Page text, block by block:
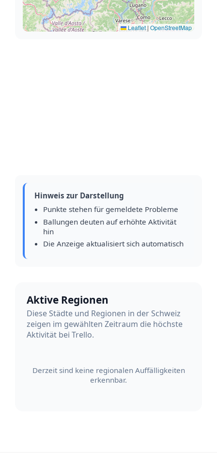
Leaflet| OpenStreetMap
Hinweis zur Darstellung
Punkte stehen für gemeldete Probleme
Ballungen deuten auf erhöhte Aktivität
hin
Die Anzeige aktualisiert sich automatisch
Aktive Regionen
Diese Städte und Regionen in der Schweiz
zeigen im gewählten Zeitraum die höchste
Aktivität bei Trello.
Derzeit sind keine regionalen Auffälligkeiten
erkennbar.